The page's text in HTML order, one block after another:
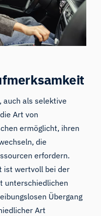
auch als selektive
Art von
ermöglicht, ihren
die
erfordern.
ist wertvoll bei der
unterschiedlichen
Übergang
Art